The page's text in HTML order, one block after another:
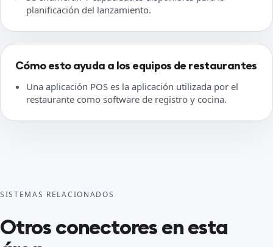
planificación del lanzamiento.
Cómo esto ayuda a los equipos de restaurantes
Una aplicación POS es la aplicación utilizada por el
restaurante como software de registro y cocina.
SISTEMAS RELACIONADOS
Otros conectores en esta